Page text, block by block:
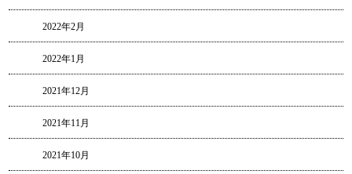
2022年2月
2022年1月
2021年12月
2021年11月
2021年10月